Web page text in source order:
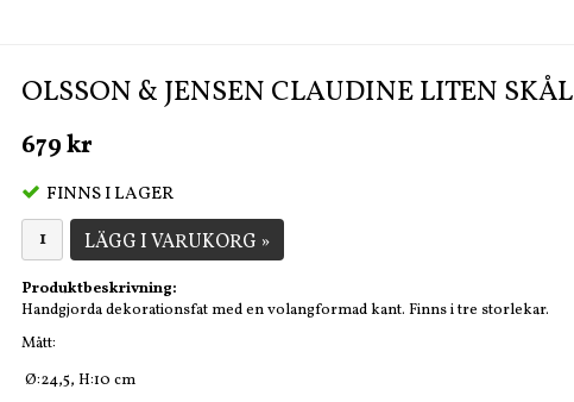
OLSSON & JENSEN CLAUDINE LITEN SKÅL
679 kr
FINNS I LAGER
LÄGG I VARUKORG »
Produktbeskrivning:
Handgjorda dekorationsfat med en volangformad kant. Finns i tre storlekar.
Mått:
Ø:24,5, H:10 cm